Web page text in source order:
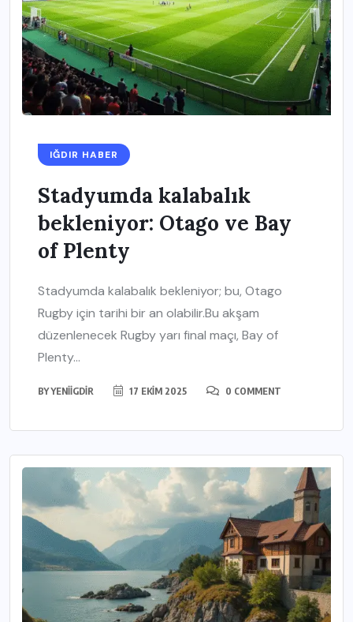
IĞDIR HABER
Stadyumda kalabalık
bekleniyor: Otago ve Bay
of Plenty
Stadyumda kalabalık bekleniyor; bu, Otago
Rugby için tarihi bir an olabilir.Bu akşam
düzenlenecek Rugby yarı final maçı, Bay of
Plenty...
BYYENIIGDIR 17 EKIM 2025 0 COMMENT